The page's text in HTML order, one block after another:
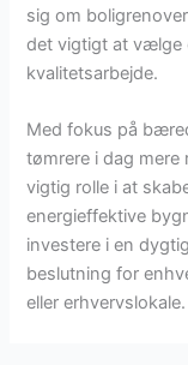
sig om
det vigtigt at vælge
kvalitetsarbejde.
Med fokus på
tømrere i dag mere
vigtig rolle i at
energieffektive
investere i en
beslutning for
eller erhvervslokale.